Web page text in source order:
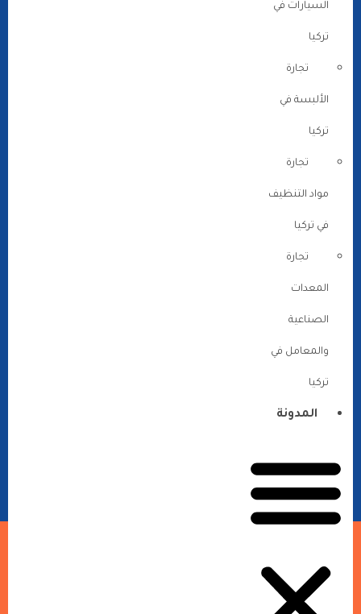
السيارات في
تركيا
تجارة
الألبسة في
تركيا
تجارة
مواد التنظيف
في تركيا
تجارة
المعدات
الصناعية
والمعامل في
تركيا
المدونة